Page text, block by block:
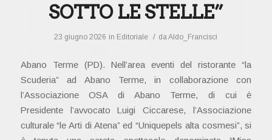
SOTTO LE STELLE”
23 giugno 2026 in Editoriale / daAldo_Francisci
Abano Terme (PD). Nell’area eventi del ristorante “la
Scuderia” ad Abano Terme, in collaborazione con
l’Associazione OSA di Abano Terme, di cui è
Presidente l’avvocato Luigi Ciccarese, l’Associazione
culturale “le Arti di Atena” ed “Uniquepels alta cosmesi”, si